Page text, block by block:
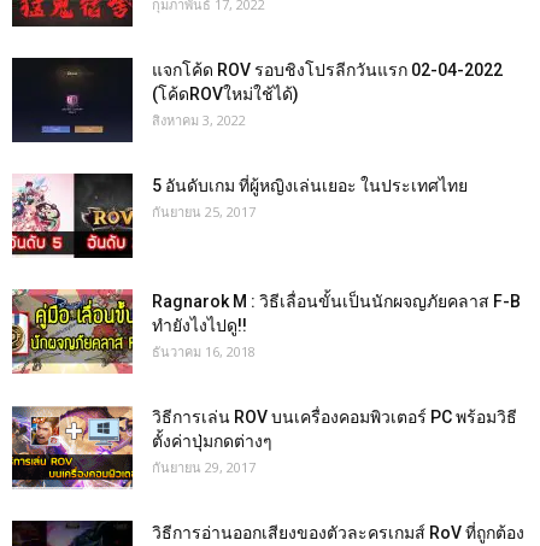
กุมภาพันธ์ 17, 2022
แจกโค้ด ROV รอบชิงโปรลีกวันแรก 02-04-2022
(โค้ดROVใหม่ใช้ได้)
สิงหาคม 3, 2022
5 อันดับเกม ที่ผู้หญิงเล่นเยอะ ในประเทศไทย
กันยายน 25, 2017
Ragnarok M : วิธีเลื่อนขั้นเป็นนักผจญภัยคลาส F-B
ทำยังไงไปดู!!
ธันวาคม 16, 2018
วิธีการเล่น ROV บนเครื่องคอมพิวเตอร์ PC พร้อมวิธี
ตั้งค่าปุ่มกดต่างๆ
กันยายน 29, 2017
วิธีการอ่านออกเสียงของตัวละครเกมส์ RoV ที่ถูกต้อง